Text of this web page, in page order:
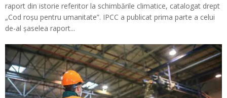
raport din istorie referitor la schimbările climatice, catalogat drept
„Cod roșu pentru umanitate”. IPCC a publicat prima parte a celui
de-al șaselea raport...